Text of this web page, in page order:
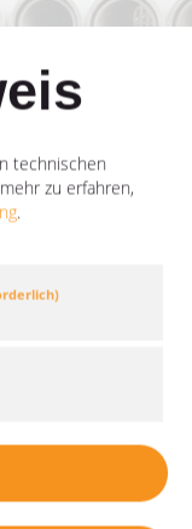
technischen
zu erfahren,
.